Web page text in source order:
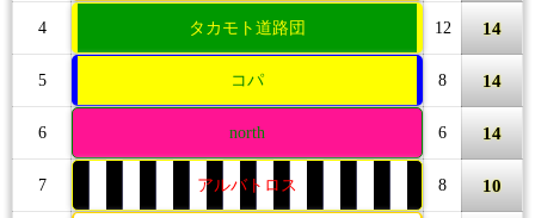
4 タカモト道路団 12 14
5 コパ 8 14
6 north 6 14
7 アルバトロス 8 10